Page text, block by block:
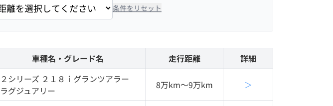
条件をリセット
車種名・グレード名 走行距離 詳細
２シリーズ ２１８ｉグランツアラー
ラグジュアリー
8万km〜9万km ＞